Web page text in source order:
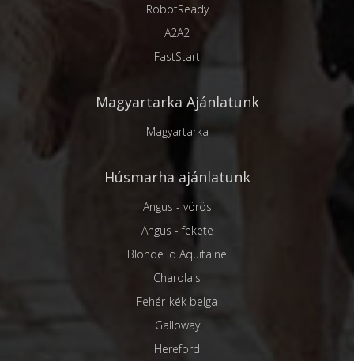
RobotReady
A2A2
FastStart
Magyartarka Ajánlatunk
Magyartarka
Húsmarha ajánlatunk
Angus - vörös
Angus - fekete
Blonde 'd Aquitaine
Charolais
Fehér-kék belga
Galloway
Hereford